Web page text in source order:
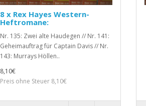
8 x Rex Hayes Western-
Heftromane:
Nr. 135: Zwei alte Haudegen // Nr. 141:
Geheimauftrag für Captain Davis // Nr.
143: Murrays Höllen..
8,10€
Preis ohne Steuer 8,10€